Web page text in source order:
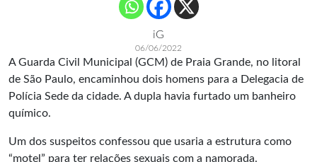
iG
06/06/2022
A Guarda Civil Municipal (GCM) de Praia Grande, no litoral
de São Paulo, encaminhou dois homens para a Delegacia de
Polícia Sede da cidade. A dupla havia furtado um banheiro
químico.
Um dos suspeitos confessou que usaria a estrutura como
“motel” para ter relações sexuais com a namorada.